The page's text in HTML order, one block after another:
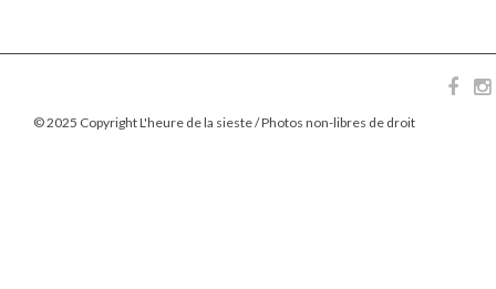
© 2025 Copyright L'heure de la sieste / Photos non-libres de droit